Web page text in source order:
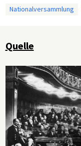
versammelt haben.
Nationalversammlung
Quelle